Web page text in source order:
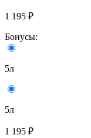
1 195 ₽
Бонусы:
5л
5л
1 195 ₽